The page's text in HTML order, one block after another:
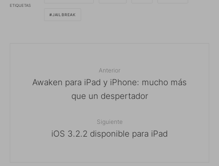
ETIQUETAS
JAILBREAK
Anterior
Awaken para iPad y iPhone: mucho más
que un despertador
Siguiente
iOS 3.2.2 disponible para iPad